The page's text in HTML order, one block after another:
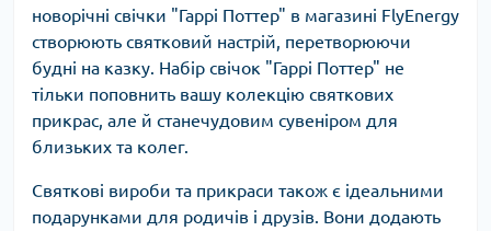
новорічні свічки "Гаррі Поттер" в магазині FlyEnergy
створюють святковий настрій, перетворюючи
будні на казку. Набір свічок "Гаррі Поттер" не
тільки поповнить вашу колекцію святкових
прикрас, але й станечудовим сувеніром для
близьких та колег.
Святкові вироби та прикраси також є ідеальними
подарунками для родичів і друзів. Вони додають